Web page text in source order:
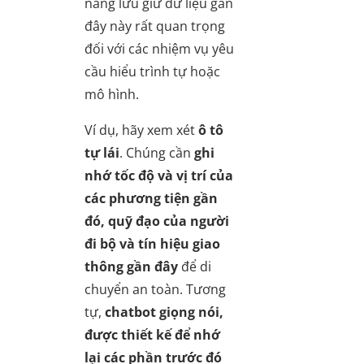
đây này rất quan trọng
đối với các nhiệm vụ yêu
cầu hiểu trình tự hoặc
mô hình.
Ví dụ, hãy xem xétô tô
tự lái. Chúng cần ghi
nhớ tốc độ và vị trí của
các phương tiện gần
đó, quỹ đạo của người
đi bộ và tín hiệu giao
thông gần đây để di
chuyển an toàn. Tương
tự, chatbot giọng nói,
được thiết kế để nhớ
lại các phần trước đó